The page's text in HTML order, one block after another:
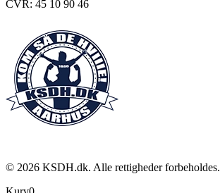
CVR: 45 10 90 46
© 2026 KSDH.dk. Alle rettigheder forbeholdes.